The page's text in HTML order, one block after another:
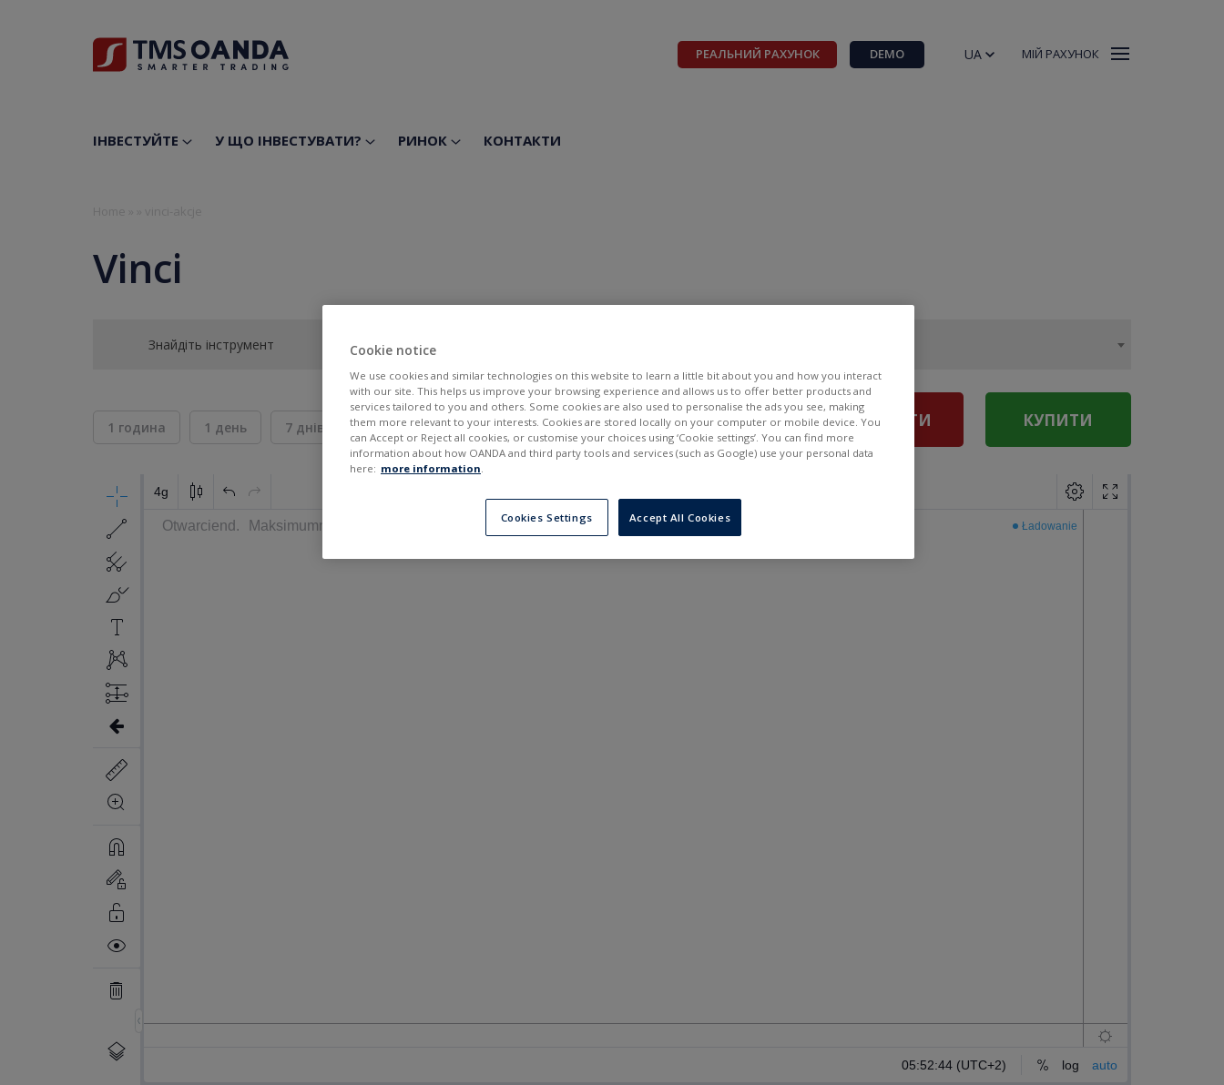
РЕАЛЬНИЙ РАХУНОК DEMO UA МІЙ РАХУНОК
ІНВЕСТУЙТЕ У ЩО ІНВЕСТУВАТИ? РИНОК КОНТАКТИ
Vinci
Знайдіть інструмент
1 година 1 день 7 днів 30 днів 6 місяців
BID
---
ASK
--- ПРОДАТИ КУПИТИ
Cookie notice
We use cookies and similar technologies on this website to learn a little bit about you and how you interact
with our site. This helps us improve your browsing experience and allows us to offer better products and
services tailored to you and others. Some cookies are also used to personalise the ads you see, making
them more relevant to your interests. Cookies are stored locally on your computer or mobile device. You
can Accept or Reject all cookies, or customise your choices using ‘Cookie settings’. You can find more
information about how OANDA and third party tools and services (such as Google) use your personal data
here: more information
Cookies Settings Accept All Cookies